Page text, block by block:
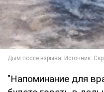
"Напоминание для